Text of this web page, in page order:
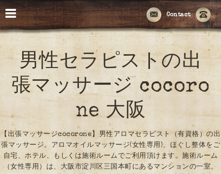
Contact
男性セラピストの出
張マッサージ cocoro
ne 大阪
【出張マッサージcocorone】男性アロマセラピスト（有資格）の出
張マッサージ。アロマオイルマッサージ(女性専用)、ほぐし整体をご
自宅、ホテル、もしくは施術ルームでご利用頂けます。施術ルーム
（女性専用）は、大阪市淀川区三国本町にあるマンションの一室。